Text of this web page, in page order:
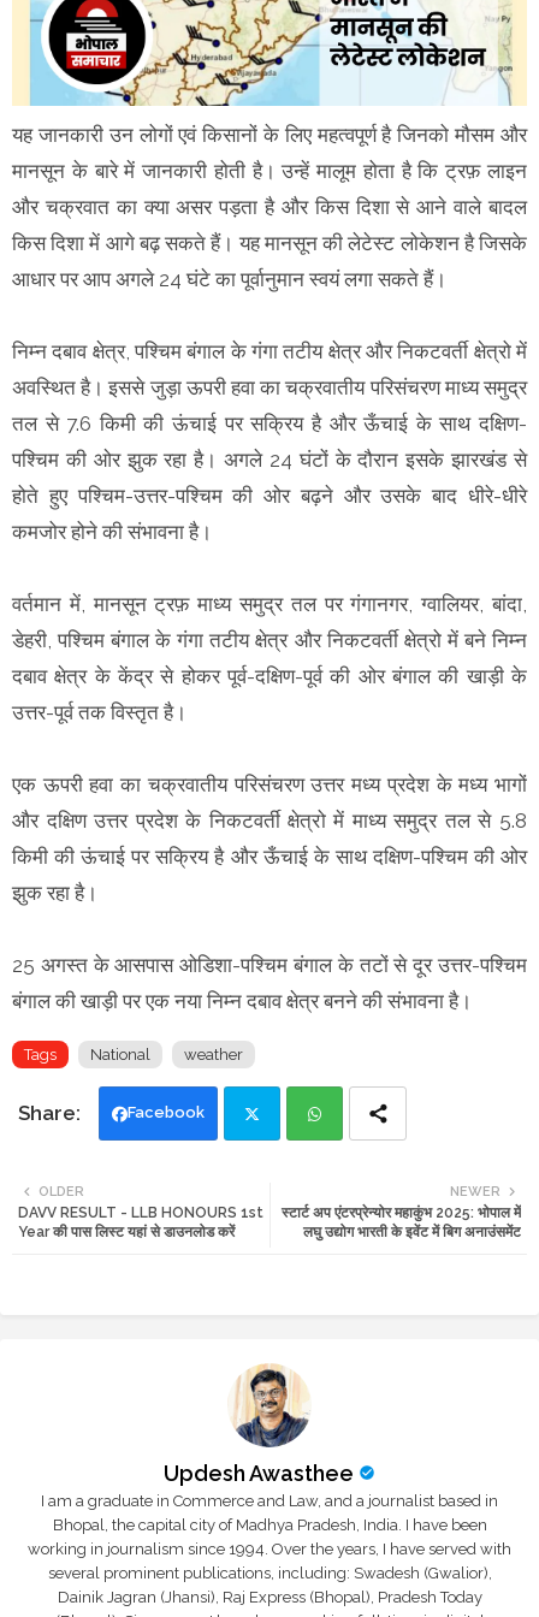
यह जानकारी उन लोगों एवं किसानों के लिए महत्वपूर्ण है जिनको मौसम और
मानसून के बारे में जानकारी होती है। उन्हें मालूम होता है कि ट्रफ़ लाइन
और चक्रवात का क्या असर पड़ता है और किस दिशा से आने वाले बादल
किस दिशा में आगे बढ़ सकते हैं। यह मानसून की लेटेस्ट लोकेशन है जिसके
आधार पर आप अगले 24 घंटे का पूर्वानुमान स्वयं लगा सकते हैं।
निम्न दबाव क्षेत्र, पश्चिम बंगाल के गंगा तटीय क्षेत्र और निकटवर्ती क्षेत्रो में
अवस्थित है। इससे जुड़ा ऊपरी हवा का चक्रवातीय परिसंचरण माध्य समुद्र
तल से 7.6 किमी की ऊंचाई पर सक्रिय है और ऊँचाई के साथ दक्षिण-
पश्चिम की ओर झुक रहा है। अगले 24 घंटों के दौरान इसके झारखंड से
होते हुए पश्चिम-उत्तर-पश्चिम की ओर बढ़ने और उसके बाद धीरे-धीरे
कमजोर होने की संभावना है।
वर्तमान में, मानसून ट्रफ़ माध्य समुद्र तल पर गंगानगर, ग्वालियर, बांदा,
डेहरी, पश्चिम बंगाल के गंगा तटीय क्षेत्र और निकटवर्ती क्षेत्रो में बने निम्न
दबाव क्षेत्र के केंद्र से होकर पूर्व-दक्षिण-पूर्व की ओर बंगाल की खाड़ी के
उत्तर-पूर्व तक विस्तृत है।
एक ऊपरी हवा का चक्रवातीय परिसंचरण उत्तर मध्य प्रदेश के मध्य भागों
और दक्षिण उत्तर प्रदेश के निकटवर्ती क्षेत्रो में माध्य समुद्र तल से 5.8
किमी की ऊंचाई पर सक्रिय है और ऊँचाई के साथ दक्षिण-पश्चिम की ओर
झुक रहा है।
25 अगस्त के आसपास ओडिशा-पश्चिम बंगाल के तटों से दूर उत्तर-पश्चिम
बंगाल की खाड़ी पर एक नया निम्न दबाव क्षेत्र बनने की संभावना है।
Tags National weather
Facebook
tte ats
NEWER
स्टार्ट अप एंटरप्रेन्योर महाकुंभ 2025: भोपाल में
लघु उद्योग भारती के इवेंट में बिग अनाउंसमेंट
OLDER
DAVV RESULT - LLB HONOURS 1st
Year की पास लिस्ट यहां से डाउनलोड करें
Updesh Awasthee
I am a graduate in Commerce and Law, and a journalist based in
Bhopal, the capital city of Madhya Pradesh, India. I have been
working in journalism since 1994. Over the years, I have served with
several prominent publications, including: Swadesh (Gwalior),
Dainik Jagran (Jhansi), Raj Express (Bhopal), Pradesh Today